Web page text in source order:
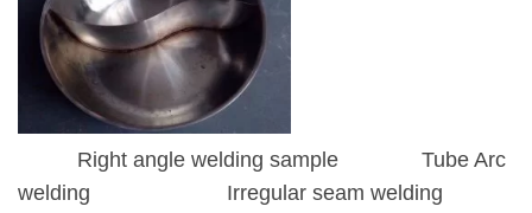
Right angle welding sample Tube Arc
welding Irregular seam welding